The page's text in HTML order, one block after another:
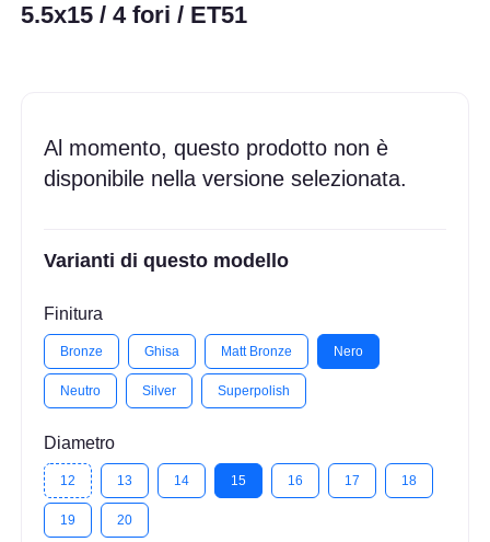
5.5x15 / 4 fori / ET51
Al momento, questo prodotto non è
disponibile nella versione selezionata.
Varianti di questo modello
Finitura
Bronze Ghisa Matt Bronze Nero
Neutro Silver Superpolish
Diametro
12 13 14 15 16 17 18
19 20